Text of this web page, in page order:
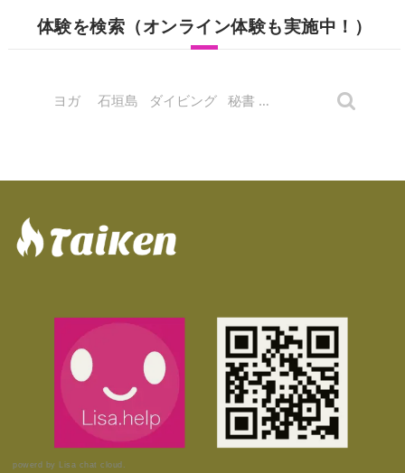
体験を検索（オンライン体験も実施中！）
powerd by Lisa chat cloud.